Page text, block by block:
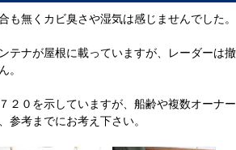
も無くカビ臭さや湿気は感じませんでした。
テナが屋根に載っていますが、レーダーは撤
。
２０を示していますが、船齢や複数オーナー
参考までにお考え下さい。